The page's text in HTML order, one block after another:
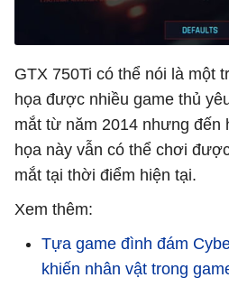
GTX 750Ti có thể nói là một
họa được nhiều game thủ
mắt từ năm 2014 nhưng đến
họa này vẫn có thể chơi
mắt tại thời điểm hiện tại.
Xem thêm:
Tựa game đình đám
khiến nhân vật trong